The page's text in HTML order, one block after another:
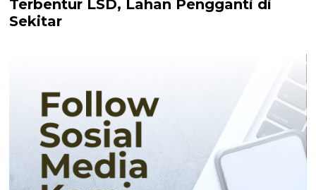
Terbentur LSD, Lahan Pengganti di
Sekitar